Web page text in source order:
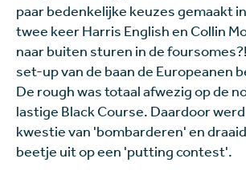
paar bedenkelijke keuzes gemaakt
twee keer Harris English en Collin
naar buiten sturen in de
set-up van de baan de Europeanen
De rough was totaal afwezig op de
lastige Black Course. Daardoor
kwestie van 'bombarderen' en
beetje uit op een 'putting contest'.